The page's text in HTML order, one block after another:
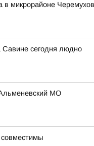
микрорайоне
сегодня людно
МО